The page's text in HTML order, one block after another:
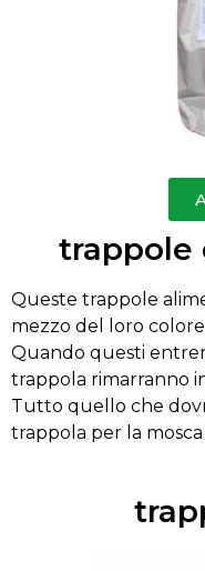
trappole
Queste trappole
mezzo del loro
Quando questi
trappola rimarranno
Tutto quello che
trappola per la